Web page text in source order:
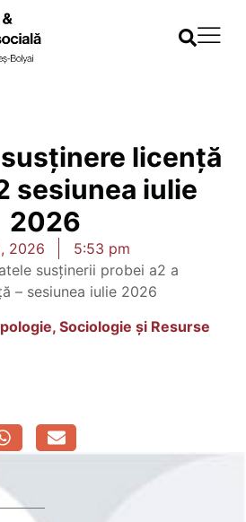
licență
sesiunea iulie
2026
2026
5:53 pm
susținerii probei a2 a
– sesiunea iulie 2026
Sociologie și Resurse